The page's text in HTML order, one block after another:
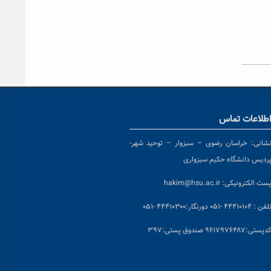
اطلاعات تماس
نشانی: خراسان رضوی – سبزوار – توحید شهر-
پردیس دانشگاه حکیم سبزواری
پست الکترونیکی: hakim@hsu.ac.ir
تلفن : ۴۴۴۱۰۱۰۴ -۰۵۱ دورنگار:۴۴۴۱۰۳۰۰ -۰۵۱
کدپستی:۹۶۱۷۹۷۶۴۸۷ صندوق پستی:۳۹۷